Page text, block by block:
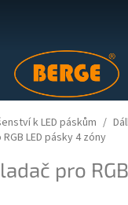
k LED páskům
LED pásky 4 zóny
pro